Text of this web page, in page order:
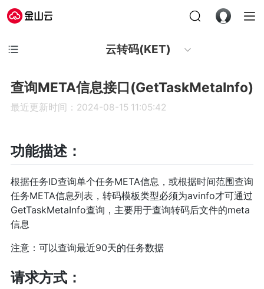
云转码(KET)
查询META信息接口(GetTaskMetaInfo)
最近更新时间：2024-08-15 11:05:42
功能描述：
根据任务ID查询单个任务META信息，或根据时间范围查询
任务META信息列表，转码模板类型必须为avinfo才可通过
GetTaskMetaInfo查询，主要用于查询转码后文件的meta
信息
注意：可以查询最近90天的任务数据
请求方式：